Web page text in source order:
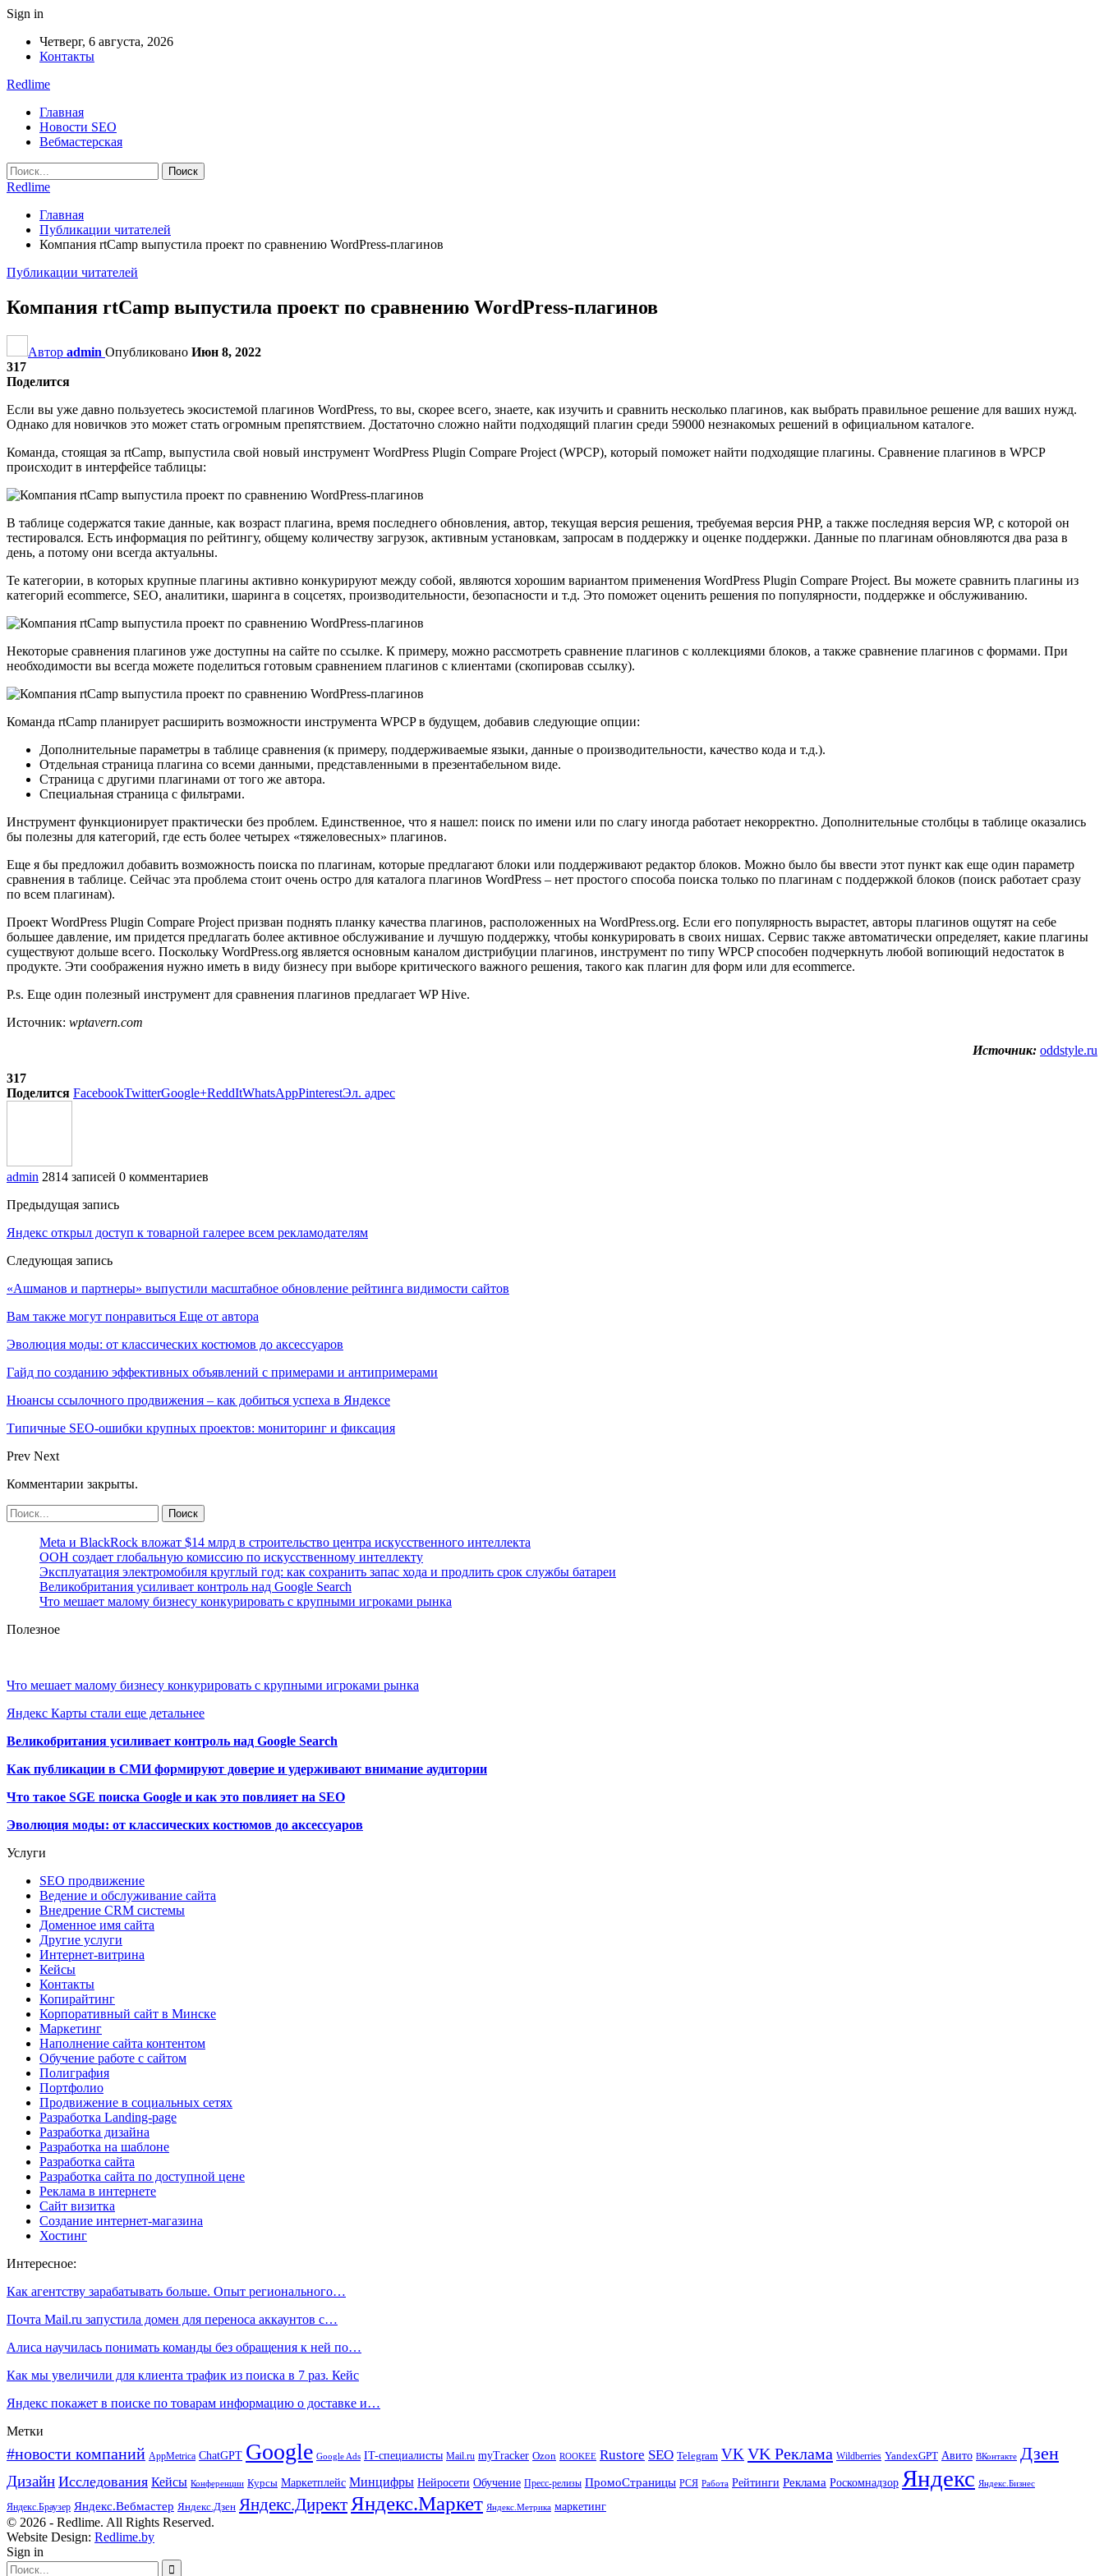
Sign in
Четверг, 6 августа, 2026
Контакты
Redlime
Главная
Новости SEO
Вебмастерская
Redlime
Главная
Публикации читателей
Компания rtCamp выпустила проект по сравнению WordPress-плагинов
Публикации читателей
Компания rtCamp выпустила проект по сравнению WordPress-плагинов
Автор admin Опубликовано Июн 8, 2022
317
Поделится
Если вы уже давно пользуетесь экосистемой плагинов WordPress, то вы, скорее всего, знаете, как изучить и сравнить несколько плагинов, как выбрать правильное решение для ваших нужд.
Однако для новичков это может стать огромным препятствием. Достаточно сложно найти подходящий плагин среди 59000 незнакомых решений в официальном каталоге.
Команда, стоящая за rtCamp, выпустила свой новый инструмент WordPress Plugin Compare Project (WPCP), который поможет найти подходящие плагины. Сравнение плагинов в WPCP
происходит в интерфейсе таблицы:
В таблице содержатся такие данные, как возраст плагина, время последнего обновления, автор, текущая версия решения, требуемая версия PHP, а также последняя версия WP, с которой он
тестировался. Есть информация по рейтингу, общему количеству загрузок, активным установкам, запросам в поддержку и оценке поддержки. Данные по плагинам обновляются два раза в
день, а потому они всегда актуальны.
Те категории, в которых крупные плагины активно конкурируют между собой, являются хорошим вариантом применения WordPress Plugin Compare Project. Вы можете сравнить плагины из
категорий ecommerce, SEO, аналитики, шаринга в соцсетях, производительности, безопасности и т.д. Это поможет оценить решения по популярности, поддержке и обслуживанию.
Некоторые сравнения плагинов уже доступны на сайте по ссылке. К примеру, можно рассмотреть сравнение плагинов с коллекциями блоков, а также сравнение плагинов с формами. При
необходимости вы всегда можете поделиться готовым сравнением плагинов с клиентами (скопировав ссылку).
Команда rtCamp планирует расширить возможности инструмента WPCP в будущем, добавив следующие опции:
Дополнительные параметры в таблице сравнения (к примеру, поддерживаемые языки, данные о производительности, качество кода и т.д.).
Отдельная страница плагина со всеми данными, представленными в презентабельном виде.
Страница с другими плагинами от того же автора.
Специальная страница с фильтрами.
Инструмент функционирует практически без проблем. Единственное, что я нашел: поиск по имени или по слагу иногда работает некорректно. Дополнительные столбцы в таблице оказались
бы полезны для категорий, где есть более четырех «тяжеловесных» плагинов.
Еще я бы предложил добавить возможность поиска по плагинам, которые предлагают блоки или поддерживают редактор блоков. Можно было бы ввести этот пункт как еще один параметр
сравнения в таблице. Сейчас эта проблема стоит очень остро для каталога плагинов WordPress – нет простого способа поиска только по плагинам с поддержкой блоков (поиск работает сразу
по всем плагинам).
Проект WordPress Plugin Compare Project призван поднять планку качества плагинов, расположенных на WordPress.org. Если его популярность вырастет, авторы плагинов ощутят на себе
большее давление, им придется предлагать более активное обслуживание и лучшую поддержку, чтобы конкурировать в своих нишах. Сервис также автоматически определяет, какие плагины
существуют дольше всего. Поскольку WordPress.org является основным каналом дистрибуции плагинов, инструмент по типу WPCP способен подчеркнуть любой вопиющий недостаток в
продукте. Эти соображения нужно иметь в виду бизнесу при выборе критического важного решения, такого как плагин для форм или для ecommerce.
P.s. Еще один полезный инструмент для сравнения плагинов предлагает WP Hive.
Источник: wptavern.com
Источник: oddstyle.ru
317
Поделится FacebookTwitterGoogle+ReddItWhatsAppPinterestЭл. адрес
admin 2814 записей 0 комментариев
Предыдущая запись
Яндекс открыл доступ к товарной галерее всем рекламодателям
Следующая запись
«Ашманов и партнеры» выпустили масштабное обновление рейтинга видимости сайтов
Вам также могут понравиться Еще от автора
Эволюция моды: от классических костюмов до аксессуаров
Гайд по созданию эффективных объявлений с примерами и антипримерами
Нюансы ссылочного продвижения – как добиться успеха в Яндексе
Типичные SEO-ошибки крупных проектов: мониторинг и фиксация
Prev Next
Комментарии закрыты.
Meta и BlackRock вложат $14 млрд в строительство центра искусственного интеллекта
ООН создает глобальную комиссию по искусственному интеллекту
Эксплуатация электромобиля круглый год: как сохранить запас хода и продлить срок службы батареи
Великобритания усиливает контроль над Google Search
Что мешает малому бизнесу конкурировать с крупными игроками рынка
Полезное
Что мешает малому бизнесу конкурировать с крупными игроками рынка
Яндекс Карты стали еще детальнее
Великобритания усиливает контроль над Google Search
Как публикации в СМИ формируют доверие и удерживают внимание аудитории
Что такое SGE поиска Google и как это повлияет на SEO
Эволюция моды: от классических костюмов до аксессуаров
Услуги
SEO продвижение
Ведение и обслуживание сайта
Внедрение CRM системы
Доменное имя сайта
Другие услуги
Интернет-витрина
Кейсы
Контакты
Копирайтинг
Корпоративный сайт в Минске
Маркетинг
Наполнение сайта контентом
Обучение работе с сайтом
Полиграфия
Портфолио
Продвижение в социальных сетях
Разработка Landing-page
Разработка дизайна
Разработка на шаблоне
Разработка сайта
Разработка сайта по доступной цене
Реклама в интернете
Сайт визитка
Создание интернет-магазина
Хостинг
Интересное:
Как агентству зарабатывать больше. Опыт регионального…
Почта Mail.ru запустила домен для переноса аккаунтов с…
Алиса научилась понимать команды без обращения к ней по…
Как мы увеличили для клиента трафик из поиска в 7 раз. Кейс
Яндекс покажет в поиске по товарам информацию о доставке и…
Метки
#новости компаний AppMetrica ChatGPT Google Google Ads IT-специалисты Mail.ru myTracker Ozon ROOKEE Rustore SEO Telegram VK VK Реклама Wildberries YandexGPT Авито ВКонтакте Дзен
Дизайн Исследования Кейсы Конференции Курсы Маркетплейс Минцифры Нейросети Обучение Пресс-релизы ПромоСтраницы РСЯ Работа Рейтинги Реклама Роскомнадзор Яндекс Яндекс.Бизнес
Яндекс.Браузер Яндекс.Вебмастер Яндекс.Дзен Яндекс.Директ Яндекс.Маркет Яндекс.Метрика маркетинг
© 2026 - Redlime. All Rights Reserved.
Website Design: Redlime.by
Sign in